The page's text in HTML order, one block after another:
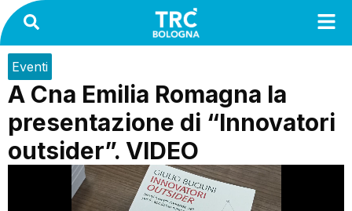
Eventi
A Cna Emilia Romagna la
presentazione di “Innovatori
outsider”. VIDEO